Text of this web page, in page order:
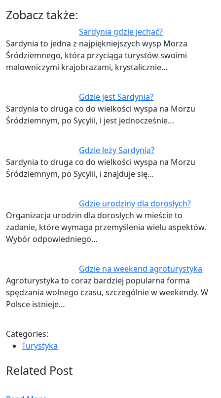
Zobacz także:
Sardynia gdzie jechać?
Sardynia to jedna z najpiękniejszych wysp Morza
Śródziemnego, która przyciąga turystów swoimi
malowniczymi krajobrazami, krystalicznie…
Gdzie jest Sardynia?
Sardynia to druga co do wielkości wyspa na Morzu
Śródziemnym, po Sycylii, i jest jednocześnie…
Gdzie leży Sardynia?
Sardynia to druga co do wielkości wyspa na Morzu
Śródziemnym, po Sycylii, i znajduje się…
Gdzie urodziny dla dorosłych?
Organizacja urodzin dla dorosłych w mieście to
zadanie, które wymaga przemyślenia wielu aspektów.
Wybór odpowiedniego…
Gdzie na weekend agroturystyka
Agroturystyka to coraz bardziej popularna forma
spędzania wolnego czasu, szczególnie w weekendy. W
Polsce istnieje…
Categories:
Turystyka
Related Post